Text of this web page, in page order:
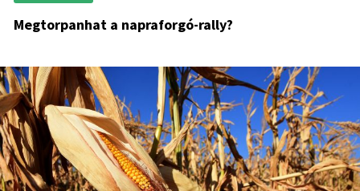
Megtorpanhat a napraforgó-rally?